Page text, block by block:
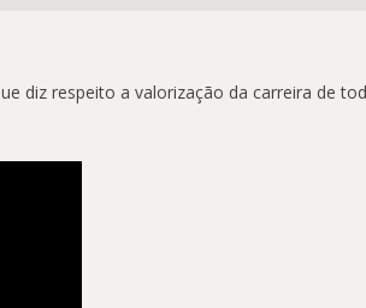
diz respeito a valorização da carreira de